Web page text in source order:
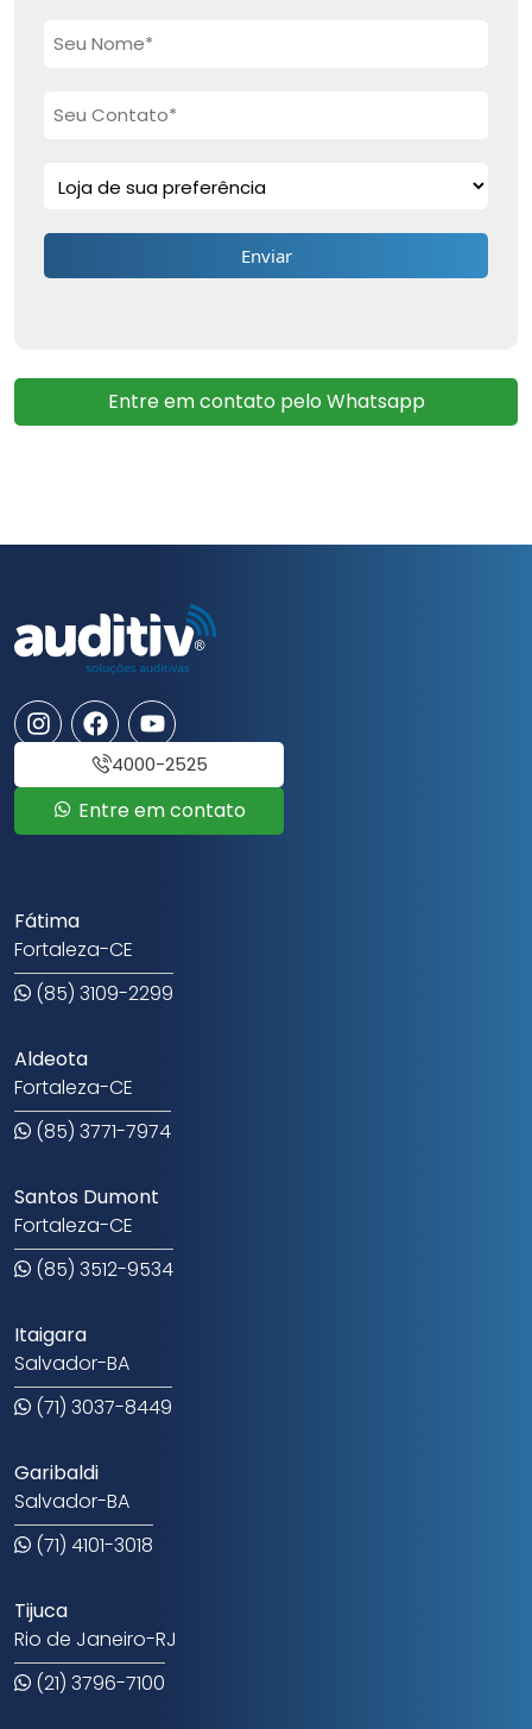
Entre em contato pelo Whatsapp
4000-2525
Entre em contato
Fátima
Fortaleza-CE
(85) 3109-2299
Aldeota
Fortaleza-CE
(85) 3771-7974
Santos Dumont
Fortaleza-CE
(85) 3512-9534
Itaigara
Salvador-BA
(71) 3037-8449
Garibaldi
Salvador-BA
(71) 4101-3018
Tijuca
Rio de Janeiro-RJ
(21) 3796-7100